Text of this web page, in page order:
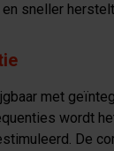
sneller
met
wordt
De